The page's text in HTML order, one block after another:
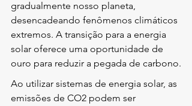
gradualmente nosso planeta,
desencadeando fenômenos climáticos
extremos. A transição para a energia
solar oferece uma oportunidade de
ouro para reduzir a pegada de carbono.
Ao utilizar sistemas de energia solar, as
emissões de CO2 podem ser